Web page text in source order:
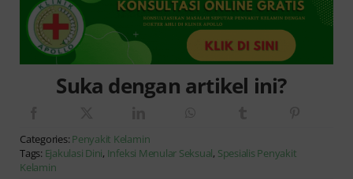
Suka dengan artikel ini?
Categories: Penyakit Kelamin
Tags: Ejakulasi Dini, Infeksi Menular Seksual, Spesialis Penyakit
Kelamin